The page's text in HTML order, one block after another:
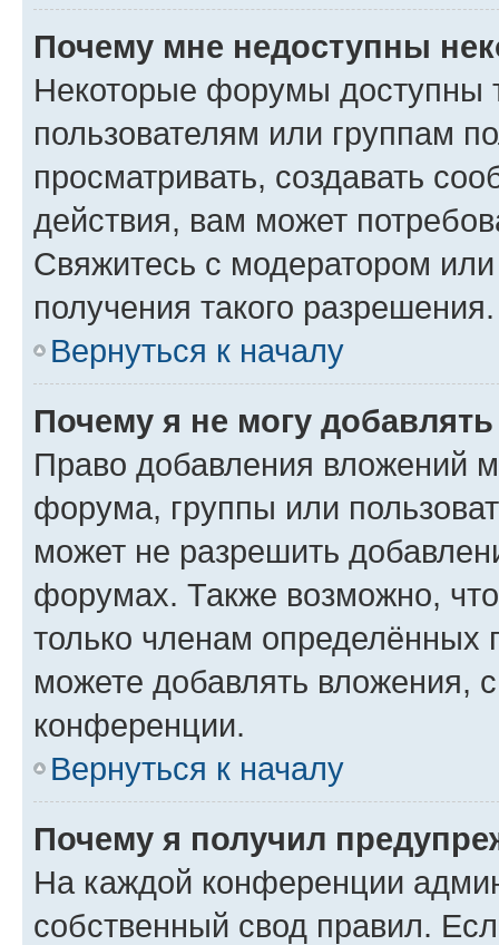
Почему мне недоступны
Некоторые форумы доступны
пользователям или группам
просматривать, создавать
действия, вам может
Свяжитесь с модератором
получения такого разрешения.
Вернуться к началу
Почему я не могу
Право добавления вложений
форума, группы или
может не разрешить
форумах. Также возможно,
только членам определённых
можете добавлять вложения,
конференции.
Вернуться к началу
Почему я получил
На каждой конференции
собственный свод правил.